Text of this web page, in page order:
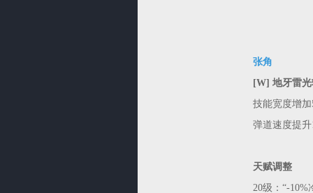
张角
[W] 地牙雷
技能宽度增加
弹道速度提升
天赋调整
20级：“-10%